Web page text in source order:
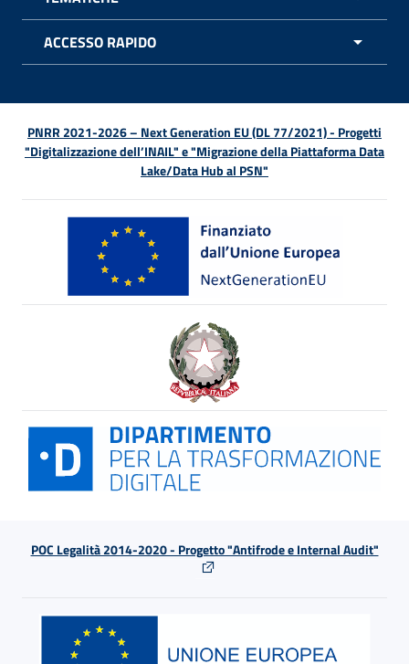
ACCESSO RAPIDO
PNRR 2021-2026 – Next Generation EU (DL 77/2021) - Progetti
"Digitalizzazione dell’INAIL" e "Migrazione della Piattaforma Data
Lake/Data Hub al PSN"
POC Legalità 2014-2020 - Progetto "Antifrode e Internal Audit"